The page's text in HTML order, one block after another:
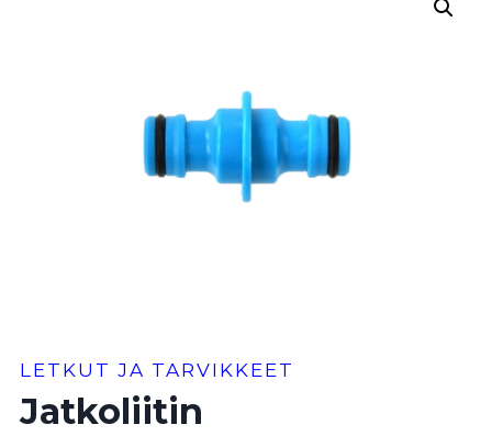
LETKUT JA TARVIKKEET
Jatkoliitin